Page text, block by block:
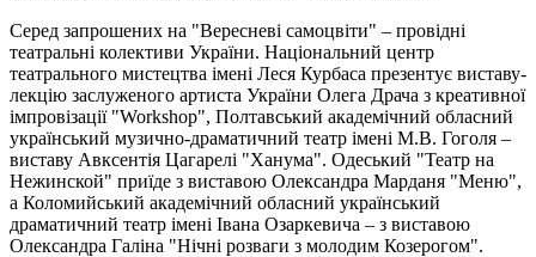
Серед запрошених на "Вересневі самоцвіти" – провідні
театральні колективи України. Національний центр
театрального мистецтва імені Леся Курбаса презентує виставу-
лекцію заслуженого артиста України Олега Драча з креативної
імпровізації "Workshop", Полтавський академічний обласний
український музично-драматичний театр імені М.В. Гоголя –
виставу Авксентія Цагарелі "Ханума". Одеський "Театр на
Нежинской" приїде з виставою Олександра Марданя "Меню",
а Коломийський академічний обласний український
драматичний театр імені Івана Озаркевича – з виставою
Олександра Галіна "Нічні розваги з молодим Козерогом".